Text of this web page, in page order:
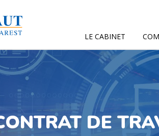
LE CABINET
DE